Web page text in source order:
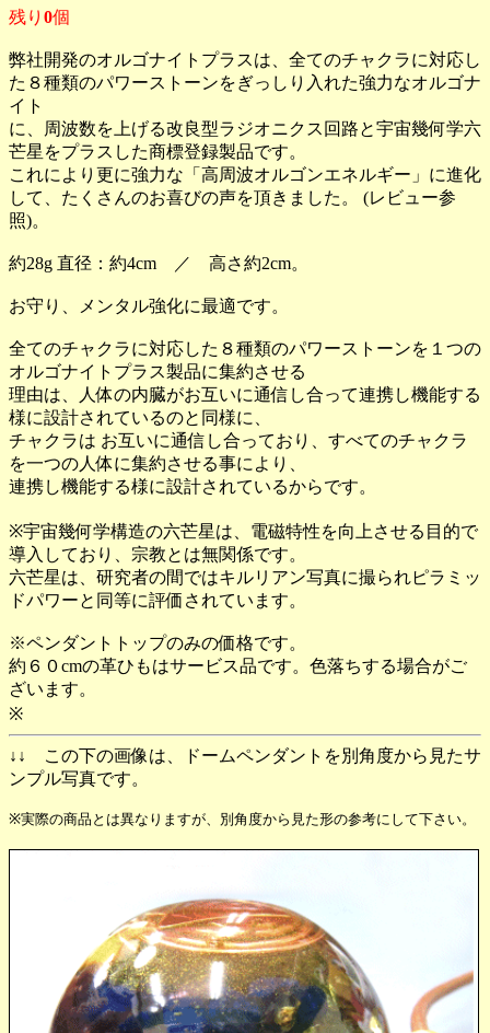
残り 0個
弊社開発のオルゴナイトプラスは、全てのチャクラに対応し
た８種類のパワーストーンをぎっしり入れた強力なオルゴナ
イト
に、周波数を上げる改良型ラジオニクス回路と宇宙幾何学六
芒星をプラスした商標登録製品です。
これにより更に強力な「高周波オルゴンエネルギー」に進化
して、たくさんのお喜びの声を頂きました。 (レビュー参
照)。
約28g 直径：約4cm ／ 高さ約2cm。
お守り、メンタル強化に最適です。
全てのチャクラに対応した８種類のパワーストーンを１つの
オルゴナイトプラス製品に集約させる
理由は、人体の内臓がお互いに通信し合って連携し機能する
様に設計されているのと同様に、
チャクラは お互いに通信し合っており、すべてのチャクラ
を一つの人体に集約させる事により、
連携し機能する様に設計されているからです。
※宇宙幾何学構造の六芒星は、電磁特性を向上させる目的で
導入しており、宗教とは無関係です。
六芒星は、研究者の間ではキルリアン写真に撮られピラミッ
ドパワーと同等に評価されています。
※ペンダントトップのみの価格です。
約６０cmの革ひもはサービス品です。色落ちする場合がご
ざいます。
※
↓↓ この下の画像は、ドームペンダントを別角度から見たサ
ンプル写真です。
※実際の商品とは異なりますが、別角度から見た形の参考にして下さい。